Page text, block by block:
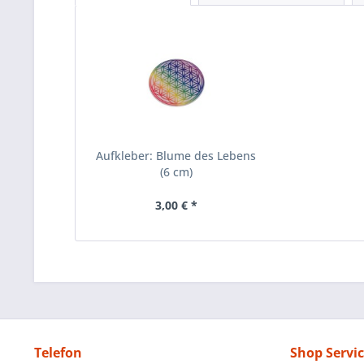
Aufkleber: Blume des Lebens
(6 cm)
3,00 € *
Telefon Shop